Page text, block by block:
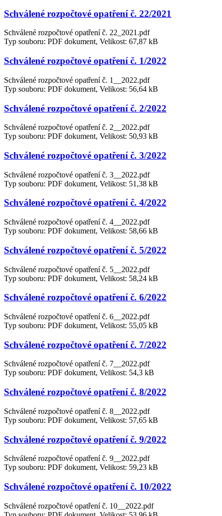
Schválené rozpočtové opatření č. 22/2021
Schválené rozpočtové opatření č. 22_2021.pdf
Typ souboru: PDF dokument, Velikost: 67,87 kB
Schválené rozpočtové opatření č. 1/2022
Schválené rozpočtové opatření č. 1__2022.pdf
Typ souboru: PDF dokument, Velikost: 56,64 kB
Schválené rozpočtové opatření č. 2/2022
Schválené rozpočtové opatření č. 2__2022.pdf
Typ souboru: PDF dokument, Velikost: 50,93 kB
Schválené rozpočtové opatření č. 3/2022
Schválené rozpočtové opatření č. 3__2022.pdf
Typ souboru: PDF dokument, Velikost: 51,38 kB
Schválené rozpočtové opatření č. 4/2022
Schválené rozpočtové opatření č. 4__2022.pdf
Typ souboru: PDF dokument, Velikost: 58,66 kB
Schválené rozpočtové opatření č. 5/2022
Schválené rozpočtové opatření č. 5__2022.pdf
Typ souboru: PDF dokument, Velikost: 58,24 kB
Schválené rozpočtové opatření č. 6/2022
Schválené rozpočtové opatření č. 6__2022.pdf
Typ souboru: PDF dokument, Velikost: 55,05 kB
Schválené rozpočtové opatření č. 7/2022
Schválené rozpočtové opatření č. 7__2022.pdf
Typ souboru: PDF dokument, Velikost: 54,3 kB
Schválené rozpočtové opatření č. 8/2022
Schválené rozpočtové opatření č. 8__2022.pdf
Typ souboru: PDF dokument, Velikost: 57,65 kB
Schválené rozpočtové opatření č. 9/2022
Schválené rozpočtové opatření č. 9__2022.pdf
Typ souboru: PDF dokument, Velikost: 59,23 kB
Schválené rozpočtové opatření č. 10/2022
Schválené rozpočtové opatření č. 10__2022.pdf